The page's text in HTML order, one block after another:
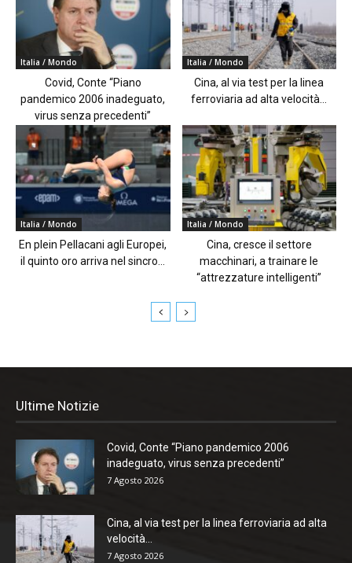
Italia / Mondo
Covid, Conte “Piano
pandemico 2006 inadeguato,
virus senza precedenti”
Italia / Mondo
Cina, al via test per la linea
ferroviaria ad alta velocità...
Italia / Mondo
En plein Pellacani agli Europei,
il quinto oro arriva nel sincro...
Italia / Mondo
Cina, cresce il settore
macchinari, a trainare le
“attrezzature intelligenti”
Ultime Notizie
Covid, Conte “Piano pandemico 2006
inadeguato, virus senza precedenti”
7 Agosto 2026
Cina, al via test per la linea ferroviaria ad alta
velocità...
7 Agosto 2026